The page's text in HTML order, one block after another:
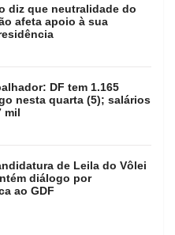
diz que neutralidade do
afeta apoio à sua
DF tem 1.165
nesta quarta (5); salários
mil
de Leila do Vôlei
diálogo por
ao GDF